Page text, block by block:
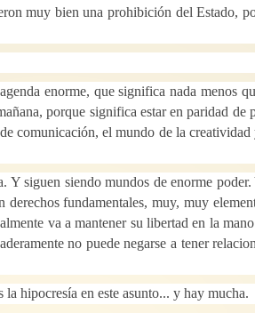
muy bien una prohibición del Estado,
enorme, que significa nada menos
porque significa estar en paridad de
comunicación, el mundo de la creatividad
Y siguen siendo mundos de enorme poder.
fundamentales, muy, muy
va a mantener su libertad en la
no puede negarse a tener
hipocresía en este asunto... y hay mucha.